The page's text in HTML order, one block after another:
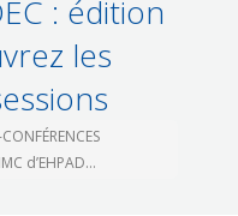
: édition
les
d’EHPAD…